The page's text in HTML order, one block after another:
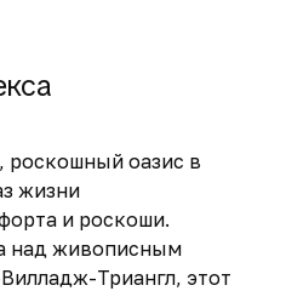
роскошный оазис в
жизни
и роскоши.
над живописным
Триангл, этот